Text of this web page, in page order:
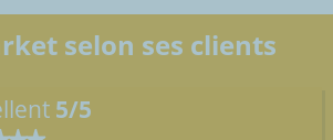
selon ses clients
5/5